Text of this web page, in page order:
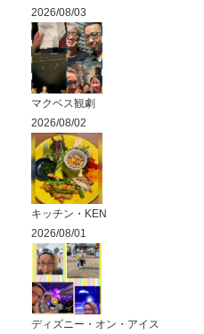
2026/08/03
マクベス観劇
2026/08/02
キッチン・KEN
2026/08/01
ディズニー・オン・アイス